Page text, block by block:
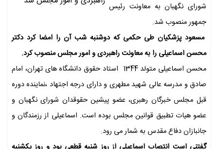
شورای نگهبان به معاونت رئیس
جمهور منصوب شد.
مسعود پزشکیان طی حکمی که دوشنبه شب آن را امضا کرد دکتر
محسن اسماعیلی را به معاونت راهبردی و امور مجلس منصوب کرد.
محسن اسماعیلی متولد 1344 استاد حقوق دانشگاه های تهران، امام
صادق و مدرسه عالی شهید مطهری و دارای درجه اجتهاد ،نماینده دوره
قبل مجلس خبرگان رهبری، عضو پیشین حقوقدان شورای نگهبان و
عضو هیات تطبیق قوانین مجلس بوده است. اسماعیلی از رزمندگان و
جانبازان دفاع مقدس به شمار می رود.